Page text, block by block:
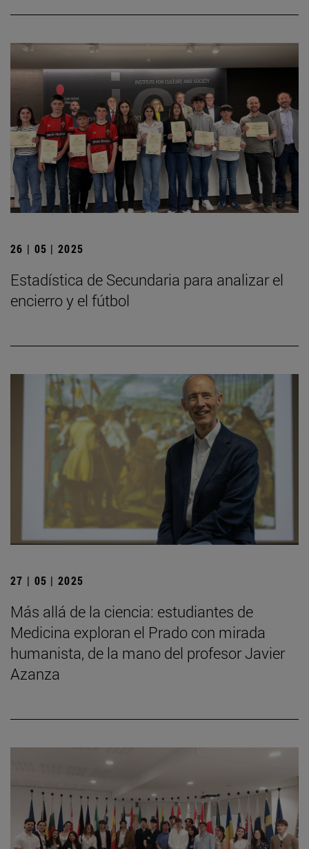
26 | 05 | 2025
Estadística de Secundaria para analizar el
encierro y el fútbol
27 | 05 | 2025
Más allá de la ciencia: estudiantes de
Medicina exploran el Prado con mirada
humanista, de la mano del profesor Javier
Azanza